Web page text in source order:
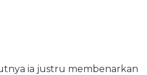
ia justru membenarkan